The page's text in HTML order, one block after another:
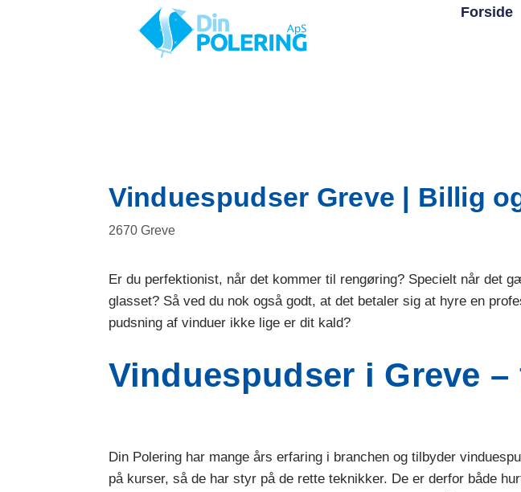
Forside
Vinduespudser Greve | Billig
2670 Greve
Er du perfektionist, når det kommer til rengøring? Specielt når det
glasset? Så ved du nok også godt, at det betaler sig at hyre en
pudsning af vinduer ikke lige er dit kald?
Vinduespudser i Greve
Din Polering har mange års erfaring i branchen og tilbyder
på kurser, så de har styr på de rette teknikker. De er derfor både